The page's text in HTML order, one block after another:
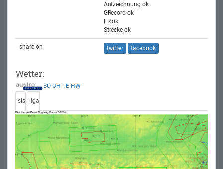
Aufzeichnung ok
GRecord ok
FR ok
Strecke ok
share on twitter facebook
Wetter:
BO OH TE HW
sis liga